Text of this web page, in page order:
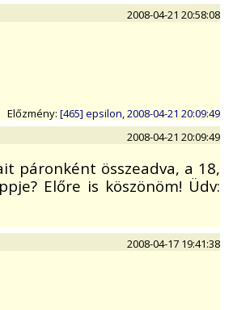
2008-04-21 20:58:08
Előzmény: [465] epsilon, 2008-04-21 20:09:49
2008-04-21 20:09:49
páronként összeadva, a 18,
Előre is köszönöm! Üdv:
2008-04-17 19:41:38